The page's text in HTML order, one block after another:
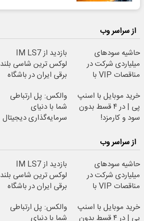
از سراسر وب
حاشیه سودهای
میلیاردی شرکت در
مناقصات VIP با
بازدید از IM LS7
لوکس ترین شاسی بلند
برقی ایران در باشگاه
خرید موبایل با اسنپ
پی | در ۴ قسط بدون
سود و کارمزد!
والکس: پل ارتباطی
شما با دنیای
سرمایه‌گذاری دیجیتال
از سراسر وب
حاشیه سودهای
میلیاردی شرکت در
مناقصات VIP با
بازدید از IM LS7
لوکس ترین شاسی بلند
برقی ایران در باشگاه
خرید موبایل با اسنپ
پی | در ۴ قسط بدون
والکس: پل ارتباطی
شما با دنیای